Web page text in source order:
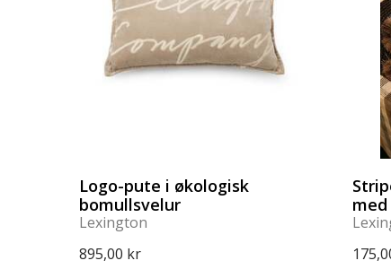
Logo-pute i økologisk
bomullsvelur
Lexington
895,00 kr